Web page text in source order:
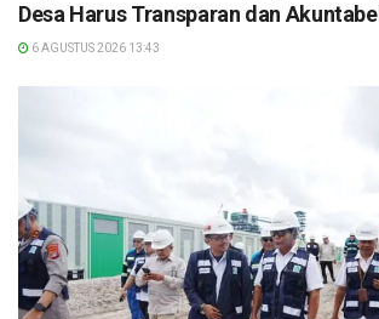
Desa Harus Transparan dan Akuntabel
6 AGUSTUS 2026 13:43